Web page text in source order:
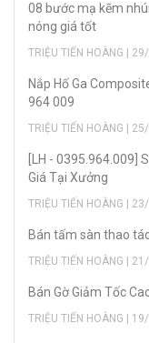
08 bước mạ kẽm
nóng giá tốt
TRIỆU TIẾN HOÀNG |
Nắp Hố Ga
964 009
TRIỆU TIẾN HOÀNG |
[LH - 0395.964.009]
Giá Tại Xưởng
TRIỆU TIẾN HOÀNG |
Bán tấm sàn thao
TRIỆU TIẾN HOÀNG |
Bán Gờ Giảm Tốc
TRIỆU TIẾN HOÀNG |